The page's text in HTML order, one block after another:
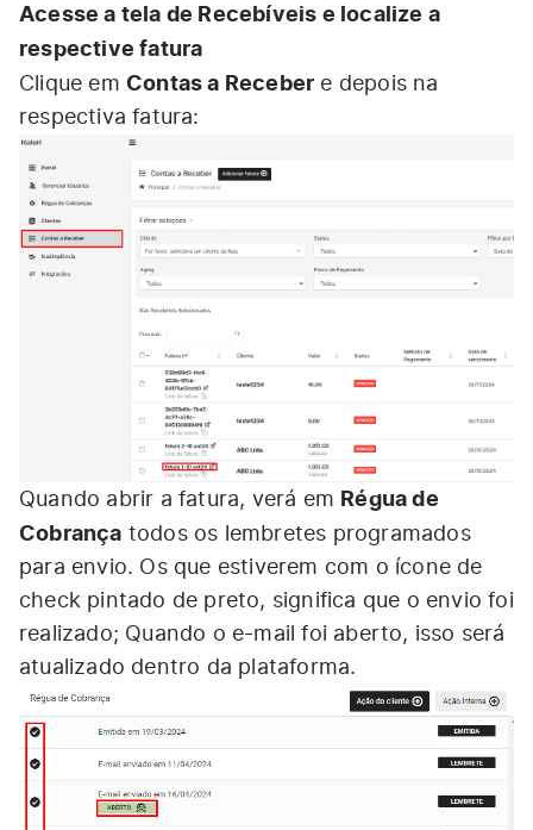
Acesse a tela de Recebíveis e localize a
respective fatura
Clique em Contas a Receber e depois na
respectiva fatura:
Quando abrir a fatura, verá em Régua de
Cobrança todos os lembretes programados
para envio. Os que estiverem com o ícone de
check pintado de preto, significa que o envio foi
realizado; Quando o e-mail foi aberto, isso será
atualizado dentro da plataforma.